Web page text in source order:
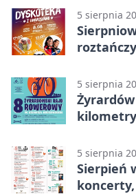
5 sierpnia
5 sierpnia
5 sierpnia
Sierpień